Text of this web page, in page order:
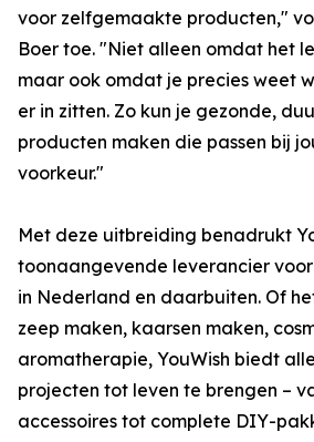
voor zelfgemaakte producten,"
Boer toe. "Niet alleen omdat het
maar ook omdat je precies weet
er in zitten. Zo kun je gezonde,
producten maken die passen bij
voorkeur."
Met deze uitbreiding benadrukt
toonaangevende leverancier
in Nederland en daarbuiten. Of
zeep maken, kaarsen maken,
aromatherapie, YouWish biedt
projecten tot leven te brengen –
accessoires tot complete DIY-